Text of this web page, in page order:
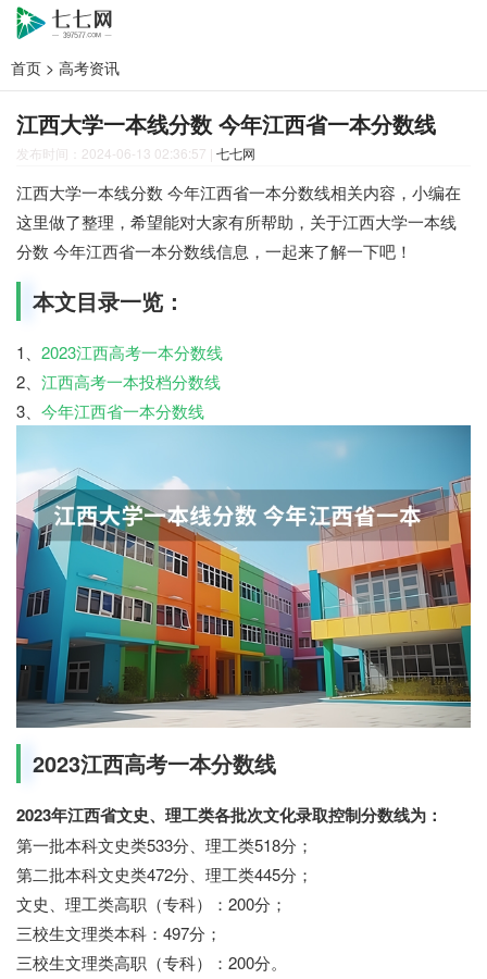
首页 > 高考资讯
江西大学一本线分数 今年江西省一本分数线
发布时间：2024-06-13 02:36:57 | 七七网
江西大学一本线分数 今年江西省一本分数线相关内容，小编在
这里做了整理，希望能对大家有所帮助，关于江西大学一本线
分数 今年江西省一本分数线信息，一起来了解一下吧！
本文目录一览：
1、 2023江西高考一本分数线
2、 江西高考一本投档分数线
3、 今年江西省一本分数线
2023江西高考一本分数线
2023年江西省文史、理工类各批次文化录取控制分数线为：
第一批本科文史类533分、理工类518分；
第二批本科文史类472分、理工类445分；
文史、理工类高职（专科）：200分；
三校生文理类本科：497分；
三校生文理类高职（专科）：200分。